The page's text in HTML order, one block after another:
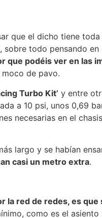
que el dicho tiene
todo pensando
que podéis ver en las
moco de pavo.
Turbo Kit’ y entre
a 10 psi, unos 0,69
necesarias en el
largo y se habían
casi un metro extra.
red de redes, es que
como es el